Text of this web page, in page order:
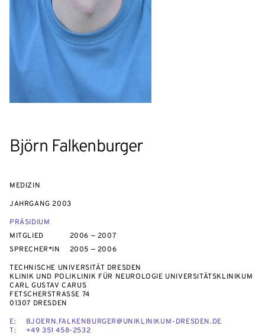
Björn Falkenburger
MEDIZIN
JAHRGANG 2003
PRÄSIDIUM
MITGLIED
2006 — 2007
SPRECHER*IN
2005 — 2006
TECHNISCHE UNIVERSITÄT DRESDEN
KLINIK UND POLIKLINIK FÜR NEUROLOGIE UNIVERSITÄTSKLINIKUM
CARL GUSTAV CARUS
FETSCHERSTRASSE 74
01307 DRESDEN
E:
BJOERN.FALKENBURGER@UNIKLINIKUM-DRESDEN.DE
T:
+49 351 458-2532